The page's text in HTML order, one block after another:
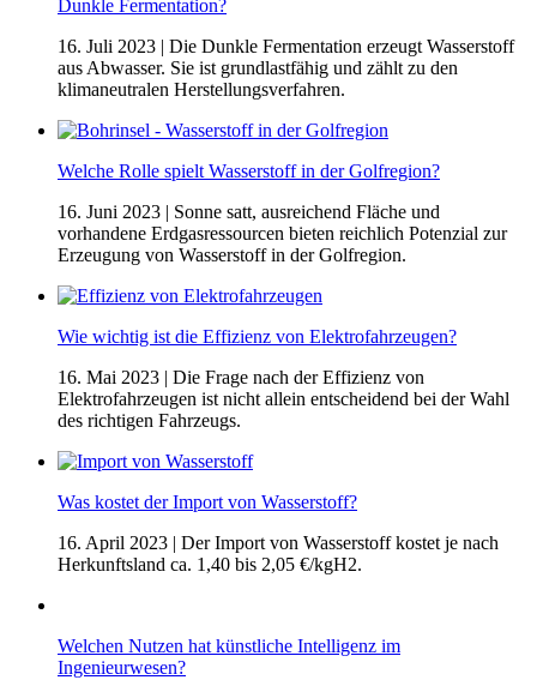
Dunkle Fermentation?
16. Juli 2023 | Die Dunkle Fermentation erzeugt Wasserstoff
aus Abwasser. Sie ist grundlastfähig und zählt zu den
klimaneutralen Herstellungsverfahren.
Welche Rolle spielt Wasserstoff in der Golfregion?
16. Juni 2023 | Sonne satt, ausreichend Fläche und
vorhandene Erdgasressourcen bieten reichlich Potenzial zur
Erzeugung von Wasserstoff in der Golfregion.
Wie wichtig ist die Effizienz von Elektrofahrzeugen?
16. Mai 2023 | Die Frage nach der Effizienz von
Elektrofahrzeugen ist nicht allein entscheidend bei der Wahl
des richtigen Fahrzeugs.
Was kostet der Import von Wasserstoff?
16. April 2023 | Der Import von Wasserstoff kostet je nach
Herkunftsland ca. 1,40 bis 2,05 €/kgH2.
Welchen Nutzen hat künstliche Intelligenz im
Ingenieurwesen?